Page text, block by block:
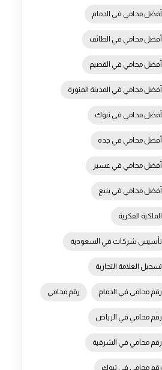
أفضل محامي في الدمام
أفضل محامي في الطائف
أفضل محامي في القصيم
أفضل محامي في المدينة المنورة
أفضل محامي في تبوك
أفضل محامي في جده
أفضل محامي في عسير
أفضل محامي في ينبع
الملكية الفكرية
تأسيس شركات في السعودية
تسجيل العلامة التجارية
رقم محامي رقم محامي في الدمام
رقم محامي في الرياض
رقم محامي في الشرقية
رقم محامي في تبوك